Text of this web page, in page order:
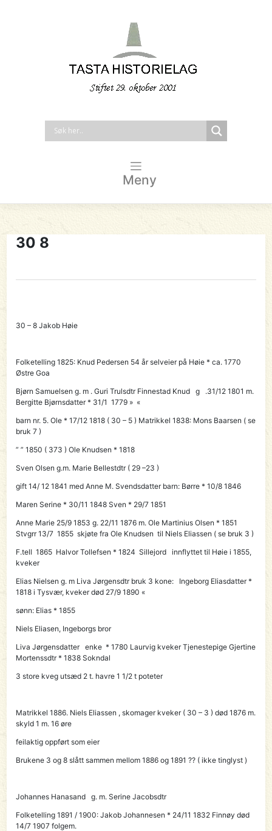
Meny
30 8
30 – 8 Jakob Høie
Folketelling 1825: Knud Pedersen 54 år selveier på Høie * ca. 1770
Østre Goa
Bjørn Samuelsen g. m . Guri Trulsdtr Finnestad Knud g .31/12 1801 m.
Bergitte Bjørnsdatter * 31/1 1779 » «
barn nr. 5.Ole* 17/12 1818 ( 30 – 5 ) Matrikkel 1838: Mons Baarsen ( se
bruk 7 )
” ” 1850 ( 373 )Ole Knudsen * 1818
Sven Olsen g.m. Marie Bellestdtr ( 29 –23 )
gift 14/ 12 1841 med Anne M. Svendsdatter barn: Børre * 10/8 1846
Maren Serine * 30/11 1848 Sven * 29/7 1851
Anne Marie 25/9 1853 g. 22/11 1876 m. Ole Martinius Olsen * 1851
Stvgrr 13/7 1855 skjøte fra Ole Knudsen til Niels Eliassen ( se bruk 3 )
F.tell 1865 Halvor Tollefsen* 1824 Sillejord innflyttet til Høie i 1855,
kveker
Elias Nielsen g. m Liva Jørgensdtr bruk 3 kone: Ingeborg Eliasdatter *
1818 i Tysvær, kveker død 27/9 1890 «
sønn: Elias * 1855
Niels Eliasen, Ingeborgs bror
Liva Jørgensdatter enke * 1780 Laurvig kveker Tjenestepige Gjertine
Mortenssdtr * 1838 Sokndal
3 store kveg utsæd 2 t. havre 1 1/2 t poteter
Matrikkel 1886. Niels Eliassen , skomager kveker ( 30 – 3 ) død 1876 m.
skyld 1 m. 16 øre
feilaktig oppført som eier
Brukene 3 og 8 slått sammen mellom 1886 og 1891 ?? ( ikke tinglyst )
Johannes Hanasand g. m. Serine Jacobsdtr
Folketelling 1891 / 1900:Jakob Johannesen* 24/11 1832 Finnøy død
14/7 1907 folgem.